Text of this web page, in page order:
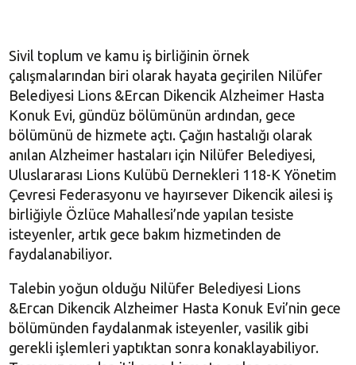
Sivil toplum ve kamu iş birliğinin örnek
çalışmalarından biri olarak hayata geçirilen Nilüfer
Belediyesi Lions &Ercan Dikencik Alzheimer Hasta
Konuk Evi, gündüz bölümünün ardından, gece
bölümünü de hizmete açtı. Çağın hastalığı olarak
anılan Alzheimer hastaları için Nilüfer Belediyesi,
Uluslararası Lions Kulübü Dernekleri 118-K Yönetim
Çevresi Federasyonu ve hayırsever Dikencik ailesi iş
birliğiyle Özlüce Mahallesi’nde yapılan tesiste
isteyenler, artık gece bakım hizmetinden de
faydalanabiliyor.
Talebin yoğun olduğu Nilüfer Belediyesi Lions
&Ercan Dikencik Alzheimer Hasta Konuk Evi’nin gece
bölümünden faydalanmak isteyenler, vasilik gibi
gerekli işlemleri yaptıktan sonra konaklayabiliyor.